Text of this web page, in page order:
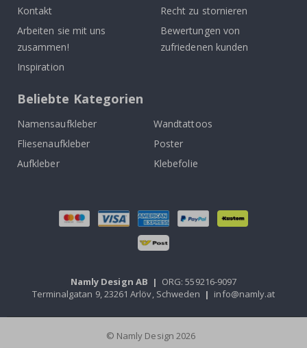
Kontakt
Arbeiten sie mit uns
zusammen!
Inspiration
Recht zu stornieren
Bewertungen von
zufriedenen kunden
Beliebte Kategorien
Namensaufkleber
Wandtattoos
Fliesenaufkleber
Poster
Aufkleber
Klebefolie
Namly Design AB | ORG: 559216-9097
Terminalgatan 9, 23261 Arlöv, Schweden | info@namly.at
© Namly Design 2026